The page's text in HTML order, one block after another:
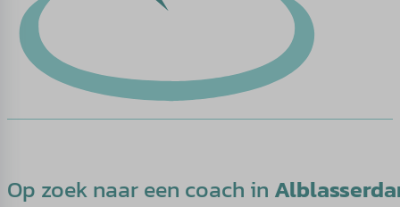
Op zoek naar een coach in